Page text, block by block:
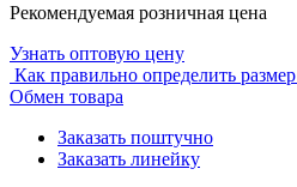
Рекомендуемая розничная цена
Узнать оптовую цену
Как правильно определить размер
Обмен товара
Заказать поштучно
Заказать линейку